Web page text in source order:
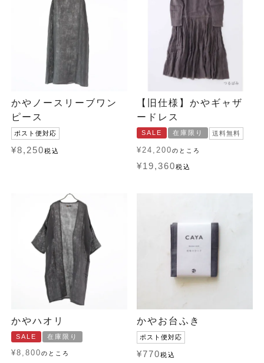
かやノースリーブワン
ピース
ポスト便対応
¥8,250税込
【旧仕様】かやギャザ
ードレス
SALE 在庫限り 送料無料
¥ 24,200のところ
¥19,360税込
かやハオリ
SALE 在庫限り
¥8,800のところ
かやお台ふき
ポスト便対応
¥770税込